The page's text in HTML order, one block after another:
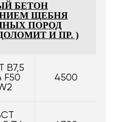
БЕТОН
ЩЕБНЯ
ПОРОД
И ПР. )
В7,5
F50
4500